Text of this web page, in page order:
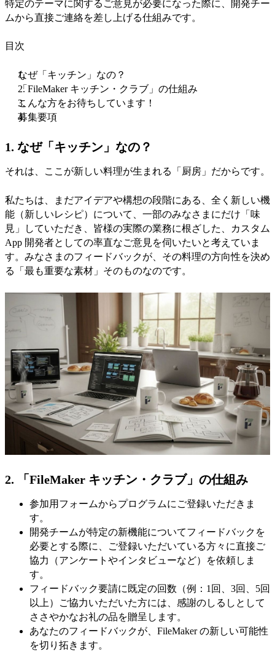
特定のテーマに関するご意見が必要になった際に、開発チー
ムから直接ご連絡を差し上げる仕組みです。
目次
なぜ「キッチン」なの？
「FileMaker キッチン・クラブ」の仕組み
こんな方をお待ちしています！
募集要項
1. なぜ「キッチン」なの？
それは、ここが新しい料理が生まれる「厨房」だからです。
私たちは、まだアイデアや構想の段階にある、全く新しい機
能（新しいレシピ）について、一部のみなさまにだけ「味
見」していただき、皆様の実際の業務に根ざした、カスタム
App 開発者としての率直なご意見を伺いたいと考えていま
す。みなさまのフィードバックが、その料理の方向性を決め
る「最も重要な素材」そのものなのです。
2. 「FileMaker キッチン・クラブ」の仕組み
参加用フォームからプログラムにご登録いただきま
す。
開発チームが特定の新機能についてフィードバックを
必要とする際に、ご登録いただいている方々に直接ご
協力（アンケートやインタビューなど）を依頼しま
す。
フィードバック要請に既定の回数（例：1回、3回、5回
以上）ご協力いただいた方には、感謝のしるしとして
ささやかなお礼の品を贈呈します。
あなたのフィードバックが、FileMaker の新しい可能性
を切り拓きます。